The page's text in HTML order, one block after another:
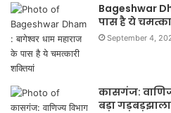
Bageshwar
पास है ये
September 4,
कासगंज:
बड़ा गड़बड़झाला